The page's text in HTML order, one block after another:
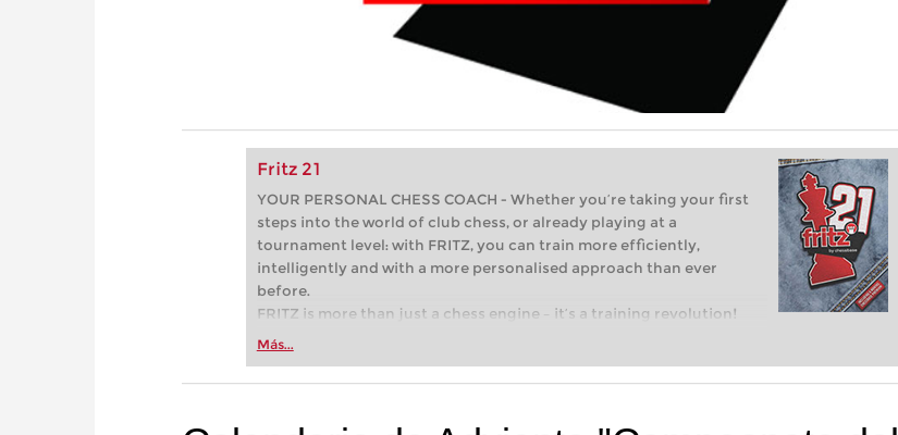
Fritz 21
YOUR PERSONAL CHESS COACH - Whether you’re taking your first
steps into the world of club chess, or already playing at a
tournament level: with FRITZ, you can train more efficiently,
intelligently and with a more personalised approach than ever
before.
FRITZ is more than just a chess engine – it’s a training revolution!
Whether you’re taking your first steps into the world of club chess,
more efficiently, intelligently and with a more personalised
Más...